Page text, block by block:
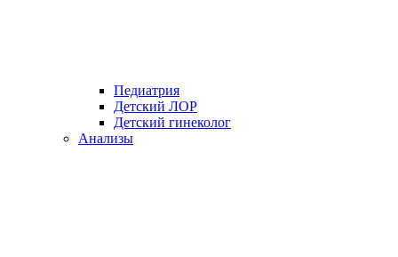
Педиатрия
Детский ЛОР
Детский гинеколог
Анализы